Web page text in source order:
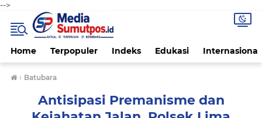
-->
Home Terpopuler Indeks Edukasi Internasional
› Batubara
Antisipasi Premanisme dan